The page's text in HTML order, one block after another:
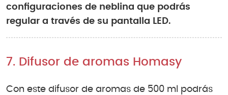
configuraciones de neblina que podrás
regular a través de su pantalla LED.
7. Difusor de aromas Homasy
Con este difusor de aromas de 500 ml podrás